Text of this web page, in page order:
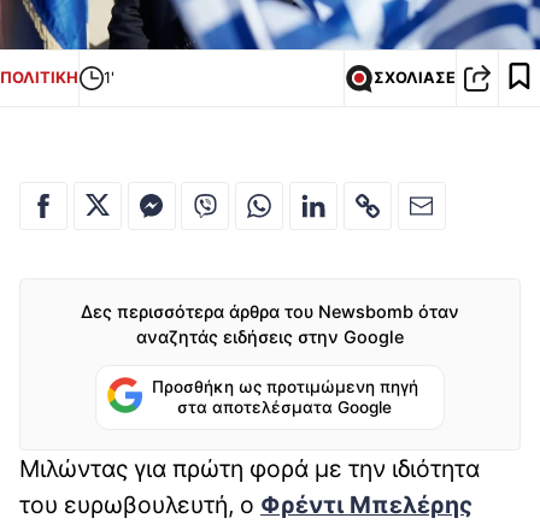
ΠΟΛΙΤΙΚΗ 1' ΣΧΟΛΙΑΣΕ
Δες περισσότερα άρθρα του Newsbomb όταν
αναζητάς ειδήσεις στην Google
Προσθήκη ως προτιμώμενη πηγή
στα αποτελέσματα Google
Μιλώντας για πρώτη φορά με την ιδιότητα
του ευρωβουλευτή, ο Φρέντι Μπελέρης